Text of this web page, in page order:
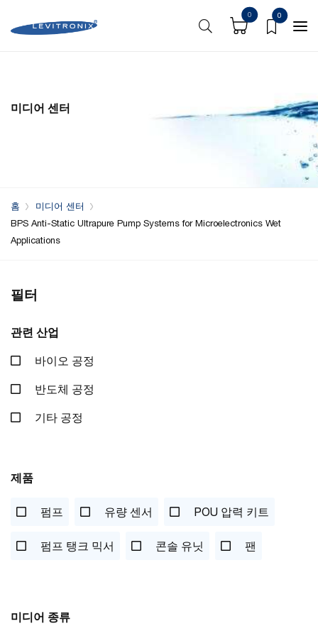
0 0
미디어 센터
홈
미디어 센터
BPS Anti-Static Ultrapure Pump Systems for Microelectronics Wet
Applications
필터
관련 산업
바이오 공정
반도체 공정
기타 공정
제품
펌프 유량 센서 POU 압력 키트
펌프 탱크 믹서 콘솔 유닛 팬
미디어 종류